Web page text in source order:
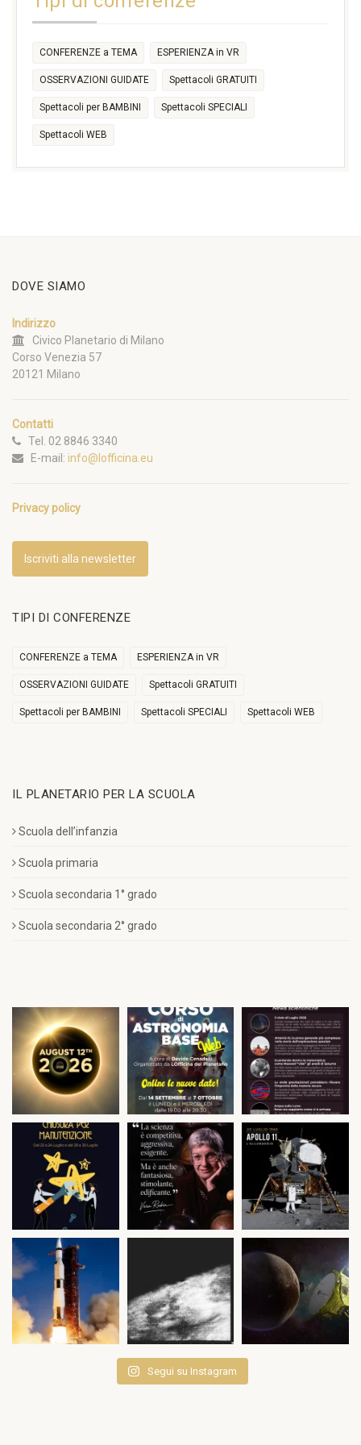
CONFERENZE a TEMA ESPERIENZA in VR
OSSERVAZIONI GUIDATE Spettacoli GRATUITI
Spettacoli per BAMBINI Spettacoli SPECIALI
Spettacoli WEB
DOVE SIAMO
Indirizzo
Civico Planetario di Milano
Corso Venezia 57
20121 Milano
Contatti
Tel. 02 8846 3340
E-mail: info@lofficina.eu
Privacy policy
Iscriviti alla newsletter
TIPI DI CONFERENZE
CONFERENZE a TEMA ESPERIENZA in VR
OSSERVAZIONI GUIDATE Spettacoli GRATUITI
Spettacoli per BAMBINI Spettacoli SPECIALI Spettacoli WEB
IL PLANETARIO PER LA SCUOLA
Scuola dell’infanzia
Scuola primaria
Scuola secondaria 1° grado
Scuola secondaria 2° grado
Segui su Instagram